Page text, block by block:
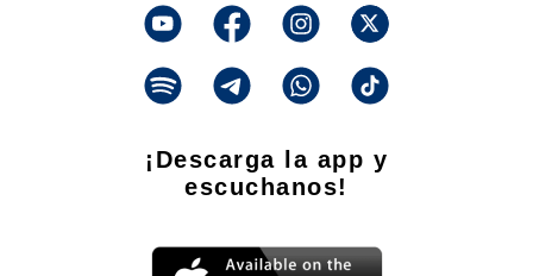
¡Descarga la app y
escuchanos!